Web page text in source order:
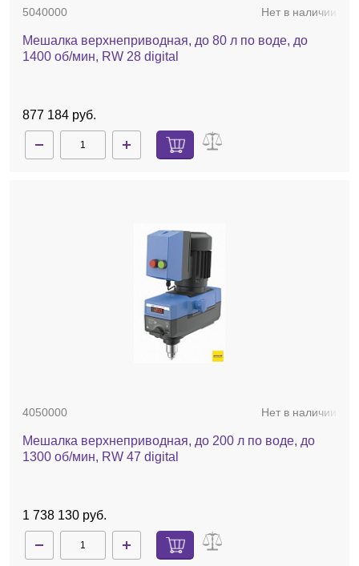
5040000 Нет в наличии
Мешалка верхнеприводная, до 80 л по воде, до
1400 об/мин, RW 28 digital
877 184 руб.
4050000 Нет в наличии
Мешалка верхнеприводная, до 200 л по воде, до
1300 об/мин, RW 47 digital
1 738 130 руб.